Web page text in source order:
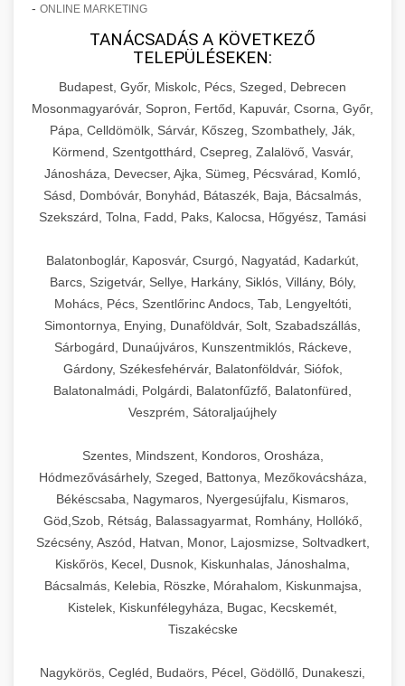
- ONLINE MARKETING
TANÁCSADÁS A KÖVETKEZŐ
TELEPÜLÉSEKEN:
Budapest, Győr, Miskolc, Pécs, Szeged, Debrecen
Mosonmagyaróvár, Sopron, Fertőd, Kapuvár, Csorna, Győr,
Pápa, Celldömölk, Sárvár, Kőszeg, Szombathely, Ják,
Körmend, Szentgotthárd, Csepreg, Zalalövő, Vasvár,
Jánosháza, Devecser, Ajka, Sümeg, Pécsvárad, Komló,
Sásd, Dombóvár, Bonyhád, Bátaszék, Baja, Bácsalmás,
Szekszárd, Tolna, Fadd, Paks, Kalocsa, Hőgyész, Tamási
Balatonboglár, Kaposvár, Csurgó, Nagyatád, Kadarkút,
Barcs, Szigetvár, Sellye, Harkány, Siklós, Villány, Bóly,
Mohács, Pécs, Szentlőrinc Andocs, Tab, Lengyeltóti,
Simontornya, Enying, Dunaföldvár, Solt, Szabadszállás,
Sárbogárd, Dunaújváros, Kunszentmiklós, Ráckeve,
Gárdony, Székesfehérvár, Balatonföldvár, Siófok,
Balatonalmádi, Polgárdi, Balatonfűzfő, Balatonfüred,
Veszprém, Sátoraljaújhely
Szentes, Mindszent, Kondoros, Orosháza,
Hódmezővásárhely, Szeged, Battonya, Mezőkovácsháza,
Békéscsaba, Nagymaros, Nyergesújfalu, Kismaros,
Göd,Szob, Rétság, Balassagyarmat, Romhány, Hollókő,
Szécsény, Aszód, Hatvan, Monor, Lajosmizse, Soltvadkert,
Kiskőrös, Kecel, Dusnok, Kiskunhalas, Jánoshalma,
Bácsalmás, Kelebia, Röszke, Mórahalom, Kiskunmajsa,
Kistelek, Kiskunfélegyháza, Bugac, Kecskemét,
Tiszakécske
Nagykörös, Cegléd, Budaörs, Pécel, Gödöllő, Dunakeszi,